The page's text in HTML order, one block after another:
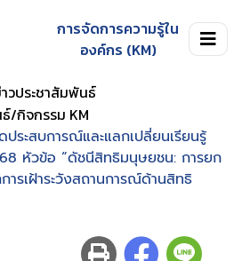
การจัดการความรู้ใน
องค์กร (KM)
วประชาสัมพันธ์
/กิจกรรม KM
ระสบการณ์และแลกเปลี่ยนเรียนรู้
หัวข้อ “ดัชนีสิทธิมนุษยชน: การยก
ารเฝ้าระวังสถานการณ์ด้านสิทธิ